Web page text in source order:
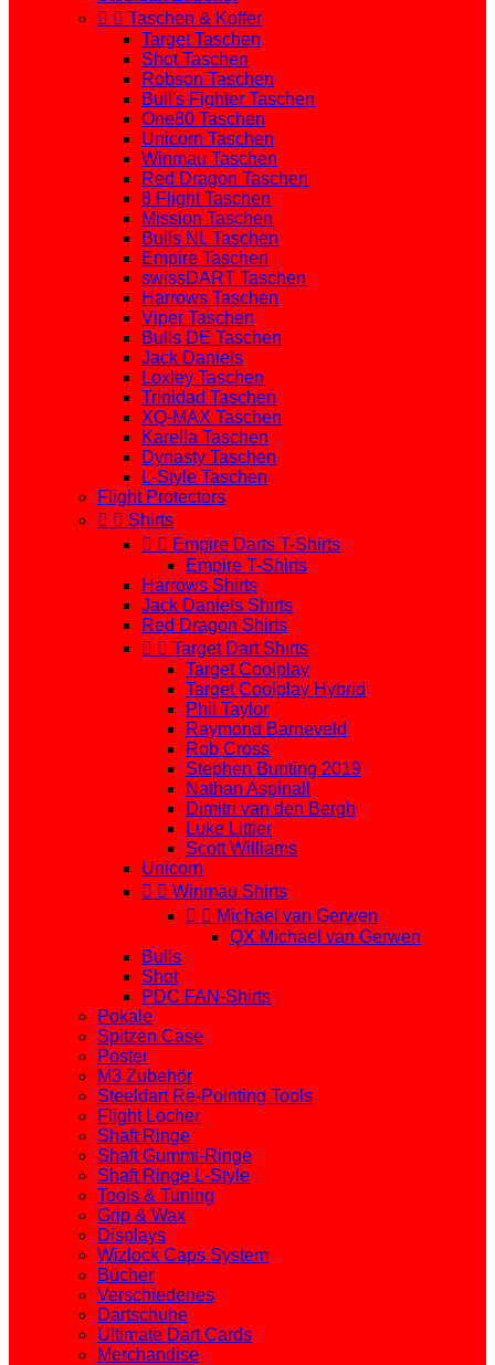
  Taschen & Koffer
Target Taschen
Shot Taschen
Robson Taschen
Bull's Fighter Taschen
One80 Taschen
Unicorn Taschen
Winmau Taschen
Red Dragon Taschen
8 Flight Taschen
Mission Taschen
Bulls NL Taschen
Empire Taschen
swissDART Taschen
Harrows Taschen
Viper Taschen
Bulls DE Taschen
Jack Daniels
Loxley Taschen
Trinidad Taschen
XQ-MAX Taschen
Karella Taschen
Dynasty Taschen
L-Style Taschen
Flight Protectors
  Shirts
  Empire Darts T-Shirts
Empire T-Shirts
Harrows Shirts
Jack Daniels Shirts
Red Dragon Shirts
  Target Dart Shirts
Target Coolplay
Target Coolplay Hybrid
Phil Taylor
Raymond Barneveld
Rob Cross
Stephen Bunting 2019
Nathan Aspinall
Dimitri van den Bergh
Luke Littler
Scott Williams
Unicorn
  Winmau Shirts
  Michael van Gerwen
QX Michael van Gerwen
Bulls
Shot
PDC FAN-Shirts
Pokale
Spitzen Case
Poster
M3 Zubehör
Steeldart Re-Pointing Tools
Flight Locher
Shaft Ringe
Shaft Gummi-Ringe
Shaft Ringe L-Style
Tools & Tuning
Grip & Wax
Displays
Wizlock Caps System
Bücher
Verschiedenes
Dartschuhe
Ultimate Dart Cards
Merchandise